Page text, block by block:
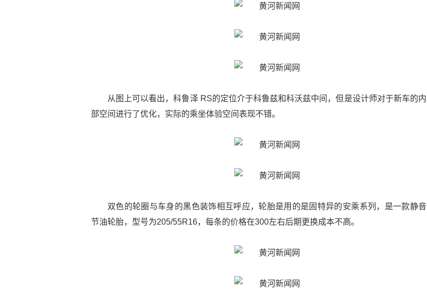
从图上可以看出，科鲁泽 RS的定位介于科鲁兹和科沃兹中间，但是设计师对于新车的内
部空间进行了优化，实际的乘坐体验空间表现不错。
双色的轮圈与车身的黑色装饰相互呼应，轮胎是用的是固特异的安乘系列，是一款静音
节油轮胎，型号为205/55R16，每条的价格在300左右后期更换成本不高。